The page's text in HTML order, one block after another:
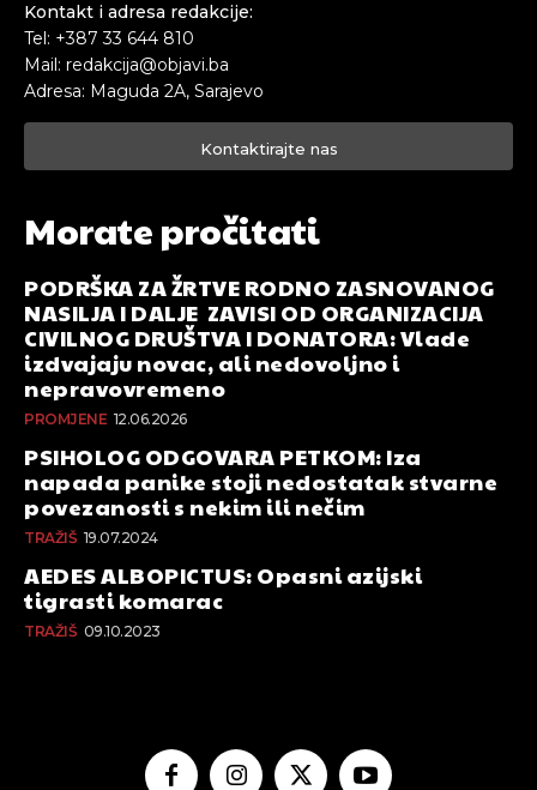
Kontakt i adresa redakcije:
Tel: +387 33 644 810
Mail: redakcija@objavi.ba
Adresa: Maguda 2A, Sarajevo
Kontaktirajte nas
Morate pročitati
PODRŠKA ZA ŽRTVE RODNO ZASNOVANOG
NASILJA I DALJE ZAVISI OD ORGANIZACIJA
CIVILNOG DRUŠTVA I DONATORA: Vlade
izdvajaju novac, ali nedovoljno i
nepravovremeno
PROMJENE 12.06.2026
PSIHOLOG ODGOVARA PETKOM: Iza
napada panike stoji nedostatak stvarne
povezanosti s nekim ili nečim
TRAŽIŠ 19.07.2024
AEDES ALBOPICTUS: Opasni azijski
tigrasti komarac
TRAŽIŠ 09.10.2023